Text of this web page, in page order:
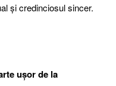
și credinciosul sincer.
ușor de la